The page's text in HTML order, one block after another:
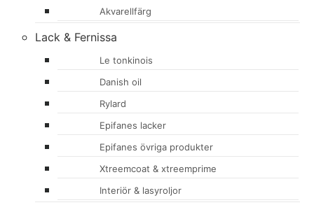
Akvarellfärg
Lack & Fernissa
Le tonkinois
Danish oil
Rylard
Epifanes lacker
Epifanes övriga produkter
Xtreemcoat & xtreemprime
Interiör & lasyroljor